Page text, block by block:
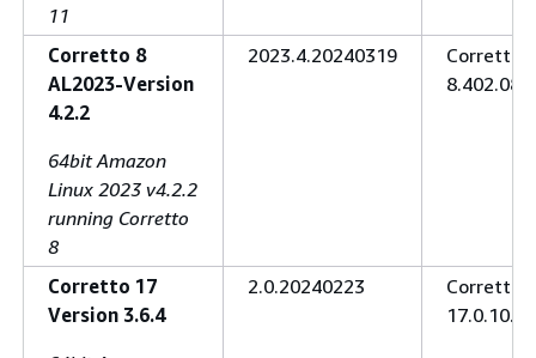
11
Corretto 8
AL2023-Version
4.2.2
64bit Amazon
Linux 2023 v4.2.2
running Corretto
8
2023.4.20240319
Corretto
8.402.08.1
Corretto 17
Version 3.6.4
2.0.20240223
Corretto